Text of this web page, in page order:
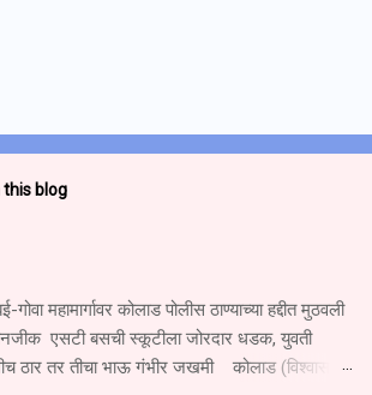
blog
गोवा महामार्गावर कोलाड पोलीस ठाण्याच्या हद्दीत मुठवली
एसटी बसची स्कूटीला जोरदार धडक, युवती
ठार तर तीचा भाऊ गंभीर जखमी कोलाड (विश्वास